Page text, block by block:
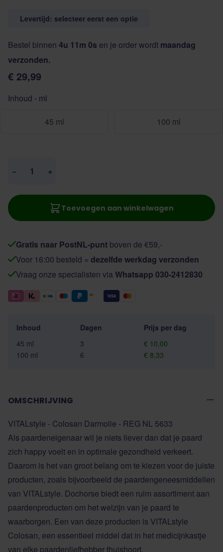
Levertijd: selecteer eerst een optie
Bestel binnen 4u 10m 59sen je order wordtmaandag
verzonden.
€ 29,99
Inhoud - ml
45 ml 100 ml
− +
Toevoegen aan winkelwagen
Gratis naar PostNL-punt boven de €59,-
Voor 16:00 besteld = dezelfde werkdag verzonden
Vraag onze specialisten via Whatsapp 030-2412830
Inhoud Dagen
Prijs per dag
45 ml
3
€ 10,00
100 ml
6 € 8,33
OMSCHRIJVING
VITALstyle - Colosan Darmolie - REG NL 5633
Als paardeneigenaar wil je niets liever dan dat je paard
zich happy voelt en in optimale gezondheid verkeert.
Daarom is het van groot belang om te kiezen voor de juiste
producten, zoals bijvoorbeeld de paardengeneesmiddellen
van VITALstyle. Dochorse biedt een ruim assortiment aan
paardenproducten om het welzijn van je paard te
waarborgen. Een van deze producten is VITALstyle
Colosan, een essentieel middel dat in het medicijnkastje
van elke paardenliefhebber thuishoort.